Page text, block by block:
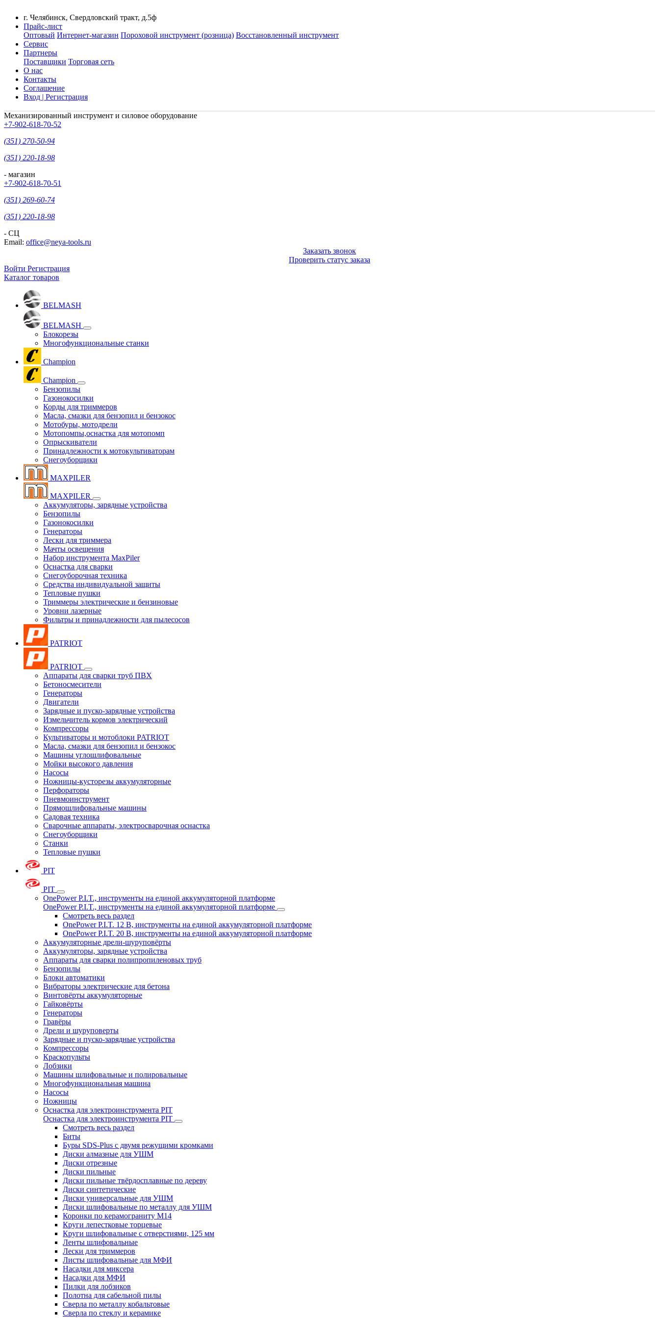
г. Челябинск, Свердловский тракт, д.5ф
Прайс-лист
Оптовый Интернет-магазин Пороховой инструмент (розница) Восстановленный инструмент
Сервис
Партнеры
Поставщики Торговая сеть
О нас
Контакты
Соглашение
Вход | Регистрация
Механизированный инструмент и силовое оборудование
+7-902-618-70-52
(351) 270-50-94
(351) 220-18-98
- магазин
+7-902-618-70-51
(351) 269-60-74
(351) 220-18-98
- СЦ
Email: office@neya-tools.ru
Заказать звонок
Проверить статус заказа
Войти Регистрация
Каталог товаров
BELMASH
BELMASH
Блокорезы
Многофункциональные станки
Champion
Champion
Бензопилы
Газонокосилки
Корды для триммеров
Масла, смазки для бензопил и бензокос
Мотобуры, мотодрели
Мотопомпы,оснастка для мотопомп
Опрыскиватели
Принадлежности к мотокультиваторам
Снегоуборщики
MAXPILER
MAXPILER
Аккумуляторы, зарядные устройства
Бензопилы
Газонокосилки
Генераторы
Лески для триммера
Мачты освещения
Набор инструмента MaxPiler
Оснастка для сварки
Снегоуборочная техника
Средства индивидуальной защиты
Тепловые пушки
Триммеры электрические и бензиновые
Уровни лазерные
Фильтры и принадлежности для пылесосов
PATRIOT
PATRIOT
Аппараты для сварки труб ПВХ
Бетоносмесители
Генераторы
Двигатели
Зарядные и пуско-зарядные устройства
Измельчитель кормов электрический
Компрессоры
Культиваторы и мотоблоки PATRIOT
Масла, смазки для бензопил и бензокос
Машины углошлифовальные
Мойки высокого давления
Насосы
Ножницы-кусторезы аккумуляторные
Перфораторы
Пневмоинструмент
Прямошлифовальные машины
Садовая техника
Сварочные аппараты, электросварочная оснастка
Снегоуборщики
Станки
Тепловые пушки
PIT
PIT
OnePower P.I.T., инструменты на единой аккумуляторной платформе
OnePower P.I.T., инструменты на единой аккумуляторной платформе
Смотреть весь раздел
OnePower P.I.T. 12 В, инструменты на единой аккумуляторной платформе
OnePower P.I.T. 20 В, инструменты на единой аккумуляторной платформе
Аккумуляторные дрели-шуруповёрты
Аккумуляторы, зарядные устройства
Аппараты для сварки полипропиленовых труб
Бензопилы
Блоки автоматики
Вибраторы электрические для бетона
Винтовёрты аккумуляторные
Гайковёрты
Генераторы
Гравёры
Дрели и шуруповерты
Зарядные и пуско-зарядные устройства
Компрессоры
Краскопульты
Лобзики
Машины шлифовальные и полировальные
Многофункциональная машина
Насосы
Ножницы
Оснастка для электроинструмента PIT
Оснастка для электроинструмента PIT
Смотреть весь раздел
Биты
Буры SDS-Plus c двумя режущими кромками
Диски алмазные для УШМ
Диски отрезные
Диски пильные
Диски пильные твёрдосплавные по дереву
Диски синтетические
Диски универсальные для УШМ
Диски шлифовальные по металлу для УШМ
Коронки по керамограниту M14
Круги лепестковые торцевые
Круги шлифовальные с отверстиями, 125 мм
Ленты шлифовальные
Лески для триммеров
Листы шлифовальные для МФИ
Насадки для миксера
Насадки для МФИ
Пилки для лобзиков
Полотна для сабельной пилы
Сверла по металлу кобальтовые
Сверла по стеклу и керамике